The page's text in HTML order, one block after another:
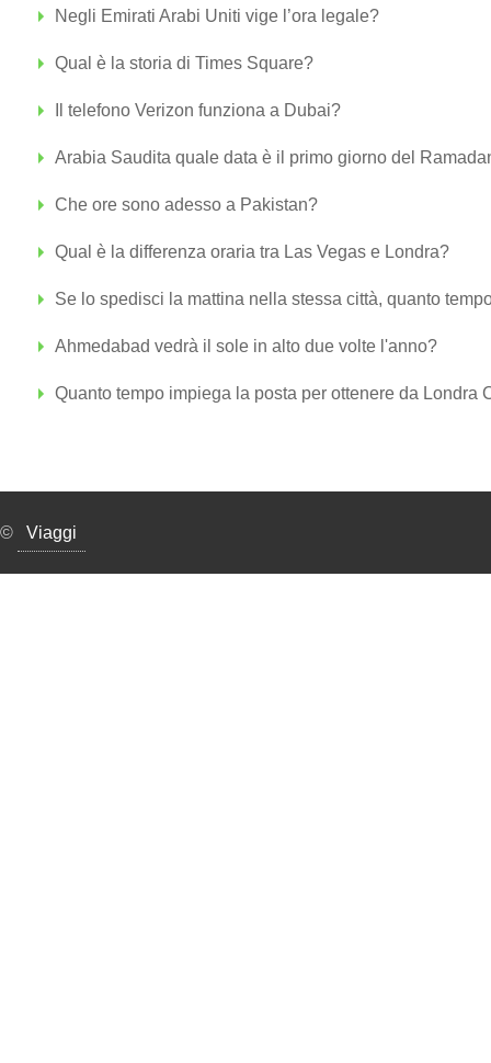
Negli Emirati Arabi Uniti vige l’ora legale?
Qual è la storia di Times Square?
Il telefono Verizon funziona a Dubai?
Arabia Saudita quale data è il primo giorno del
Che ore sono adesso a Pakistan?
Qual è la differenza oraria tra Las Vegas e Londra?
Se lo spedisci la mattina nella stessa città, quanto
Ahmedabad vedrà il sole in alto due volte l'anno?
Quanto tempo impiega la posta per ottenere da Londra
© Viaggi